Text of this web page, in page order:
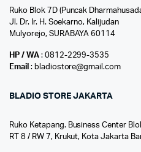
Ruko Blok 7D (Puncak
Jl. Dr. Ir. H. Soekarno, Kalijudan
Mulyorejo, SURABAYA 60114
HP / WA: 0812-2299-3535
Email : bladiostore@gmail.com
BLADIO STORE JAKARTA
Ruko Ketapang. Business Center
RT 8 / RW 7, Krukut, Kota Jakarta